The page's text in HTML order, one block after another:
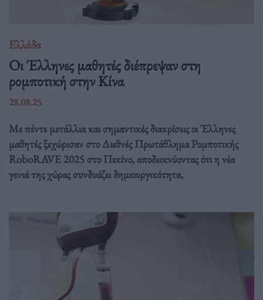
Ελλάδα
Οι Έλληνες μαθητές διέπρεψαν στη
ρομποτική στην Κίνα
28.08.25
Με πέντε μετάλλια και σημαντικές διακρίσεις οι Έλληνες
μαθητές ξεχώρισαν στο Διεθνές Πρωτάθλημα Ρομποτικής
RoboRAVE 2025 στο Πεκίνο, αποδεικνύοντας ότι η νέα
γενιά της χώρας συνδυάζει δημιουργικότητα,